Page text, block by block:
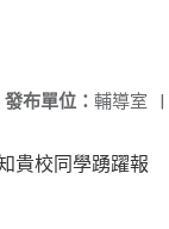
發布單位： 輔導室 |
貴校同學踴躍報